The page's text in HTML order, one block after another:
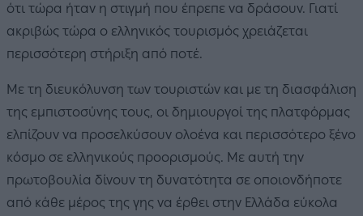
ότι τώρα ήταν η στιγμή που έπρεπε να δράσουν. Γιατί
ακριβώς τώρα ο ελληνικός τουρισμός χρειάζεται
περισσότερη στήριξη από ποτέ.
Με τη διευκόλυνση των τουριστών και με τη διασφάλιση
της εμπιστοσύνης τους, οι δημιουργοί της πλατφόρμας
ελπίζουν να προσελκύσουν ολοένα και περισσότερο ξένο
κόσμο σε ελληνικούς προορισμούς. Με αυτή την
πρωτοβουλία δίνουν τη δυνατότητα σε οποιονδήποτε
από κάθε μέρος της γης να έρθει στην Ελλάδα εύκολα